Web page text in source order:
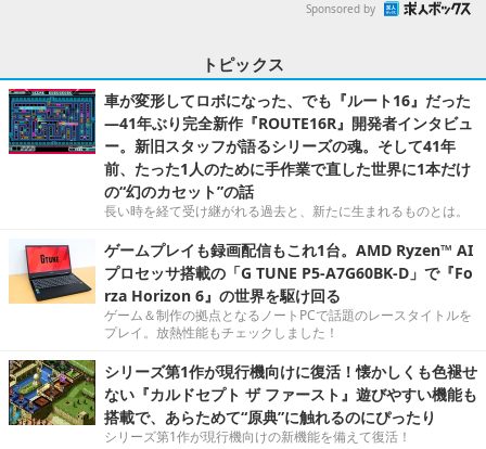
Sponsored by
トピックス
車が変形してロボになった、でも『ルート16』だった
―41年ぶり完全新作『ROUTE16R』開発者インタビュ
ー。新旧スタッフが語るシリーズの魂。そして41年
前、たった1人のために手作業で直した世界に1本だけ
の“幻のカセット”の話
長い時を経て受け継がれる過去と、新たに生まれるものとは。
ゲームプレイも録画配信もこれ1台。AMD Ryzen™ AI
プロセッサ搭載の「G TUNE P5-A7G60BK-D」で『Fo
rza Horizon 6』の世界を駆け回る
ゲーム＆制作の拠点となるノートPCで話題のレースタイトルを
プレイ。放熱性能もチェックしました！
シリーズ第1作が現行機向けに復活！懐かしくも色褪せ
ない『カルドセプト ザ ファースト』遊びやすい機能も
搭載で、あらためて“原典”に触れるのにぴったり
シリーズ第1作が現行機向けの新機能を備えて復活！